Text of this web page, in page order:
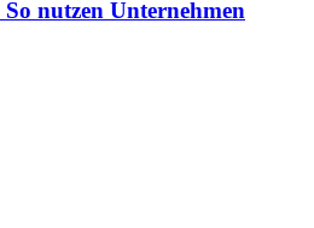
nutzen Unternehmen